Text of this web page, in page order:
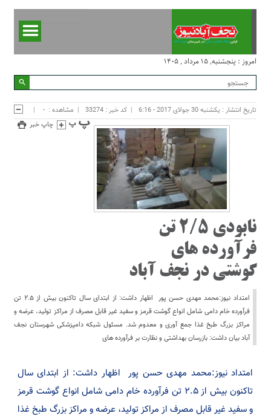
امروز : پنجشنبه, ۱۵ مرداد , ۱۴۰۵
تاریخ انتشار : یکشنبه 30 جولای 2017 - 6:16 کد خبر : 33274 مشاهده : -
چاپ خبر
نابودی 2/5 تن
فرآورده های
گوشتی در نجف آباد
امتداد نیوز:محمد مهدی حسن پور اظهار داشت: از ابتدای سال تاکنون بیش از ۲.۵ تن
فرآورده خام دامی شامل انواع گوشت قرمز و سفید غیر قابل مصرف از مراکز تولید، عرضه و
مراکز بزرگ طبخ غذا جمع آوری و معدوم شد. مسئول شبکه دامپزشکی شهرستان نجف
آباد بیان داشت: بازرسان بهداشتی و نظارت بر فرآورده های
امتداد نیوز:محمد مهدی حسن پور اظهار داشت: از ابتدای سال
تاکنون بیش از ۲.۵ تن فرآورده خام دامی شامل انواع گوشت قرمز
و سفید غیر قابل مصرف از مراکز تولید، عرضه و مراکز بزرگ طبخ غذا